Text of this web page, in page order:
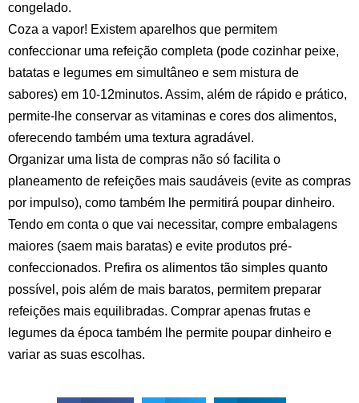
congelado.
Coza a vapor! Existem aparelhos que permitem
confeccionar uma refeição completa (pode cozinhar peixe,
batatas e legumes em simultâneo e sem mistura de
sabores) em 10-12minutos. Assim, além de rápido e prático,
permite-lhe conservar as vitaminas e cores dos alimentos,
oferecendo também uma textura agradável.
Organizar uma lista de compras não só facilita o
planeamento de refeições mais saudáveis (evite as compras
por impulso), como também lhe permitirá poupar dinheiro.
Tendo em conta o que vai necessitar, compre embalagens
maiores (saem mais baratas) e evite produtos pré-
confeccionados. Prefira os alimentos tão simples quanto
possível, pois além de mais baratos, permitem preparar
refeições mais equilibradas. Comprar apenas frutas e
legumes da época também lhe permite poupar dinheiro e
variar as suas escolhas.